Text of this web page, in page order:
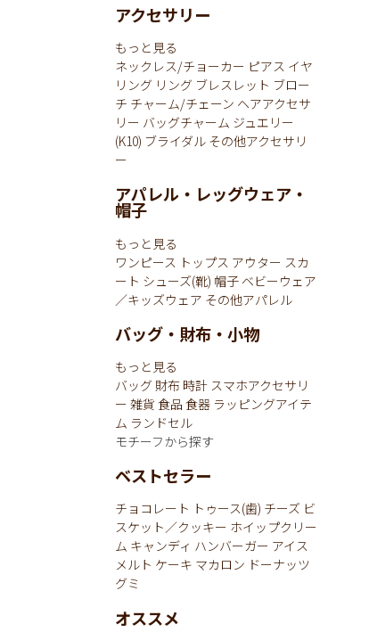
アクセサリー
もっと見る
ネックレス/チョーカー ピアス イヤ
リング リング ブレスレット ブロー
チ チャーム/チェーン ヘアアクセサ
リー バッグチャーム ジュエリー
(K10) ブライダル その他アクセサリ
ー
アパレル・レッグウェア・
帽子
もっと見る
ワンピース トップス アウター スカ
ート シューズ(靴) 帽子 ベビーウェア
／キッズウェア その他アパレル
バッグ・財布・小物
もっと見る
バッグ 財布 時計 スマホアクセサリ
ー 雑貨 食品 食器 ラッピングアイテ
ム ランドセル
モチーフから探す
ベストセラー
チョコレート トゥース(歯) チーズ ビ
スケット／クッキー ホイップクリー
ム キャンディ ハンバーガー アイス
メルト ケーキ マカロン ドーナッツ
グミ
オススメ